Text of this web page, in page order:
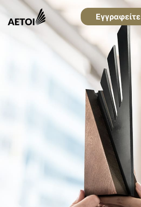
Εγγραφείτε